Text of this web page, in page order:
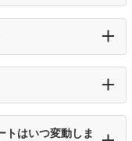
トはいつ変動しま